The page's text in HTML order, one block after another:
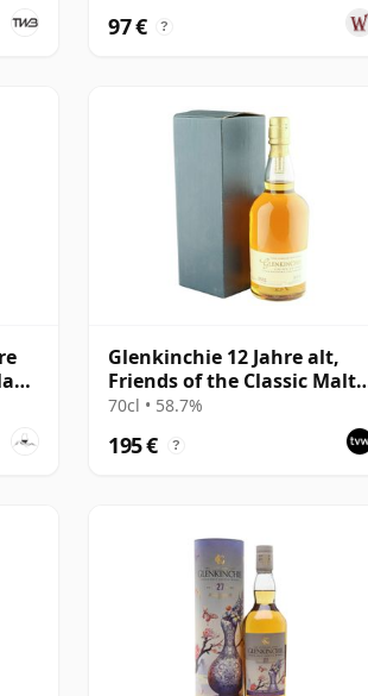
97 € ?
Glenkinchie 12 Jahre alt,
Friends of the Classic Malts
with Box
70cl • 58.7%
195 € ?